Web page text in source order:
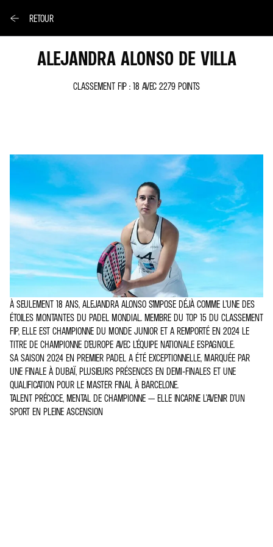
RETOUR
ALEJANDRA ALONSO DE VILLA
CLASSEMENT FIP : 18 AVEC 2279 POINTS
À SEULEMENT 18 ANS, ALEJANDRA ALONSO S’IMPOSE DÉJÀ COMME L’UNE DES
ÉTOILES MONTANTES DU PADEL MONDIAL. MEMBRE DU TOP 15 DU CLASSEMENT
FIP, ELLE EST CHAMPIONNE DU MONDE JUNIOR ET A REMPORTÉ EN 2024 LE
TITRE DE CHAMPIONNE D’EUROPE AVEC L’ÉQUIPE NATIONALE ESPAGNOLE.
SA SAISON 2024 EN PREMIER PADEL A ÉTÉ EXCEPTIONNELLE, MARQUÉE PAR
UNE FINALE À DUBAÏ, PLUSIEURS PRÉSENCES EN DEMI-FINALES ET UNE
QUALIFICATION POUR LE MASTER FINAL À BARCELONE.
TALENT PRÉCOCE, MENTAL DE CHAMPIONNE — ELLE INCARNE L’AVENIR D’UN
SPORT EN PLEINE ASCENSION